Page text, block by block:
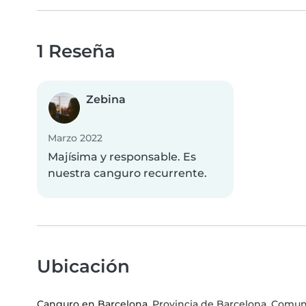
1 Reseña
Zebina
Marzo 2022
Majísima y responsable. Es
nuestra canguro recurrente.
Ubicación